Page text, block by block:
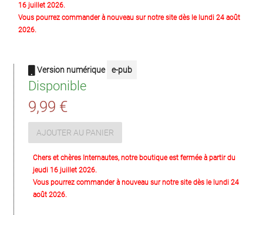
16 juillet 2026.
Vous pourrez commander à nouveau sur notre site dès le lundi 24 août
2026.
Version numérique e-pub
Disponible
9,99 €
AJOUTER AU PANIER
Chers et chères Internautes, notre boutique est fermée à partir du
jeudi 16 juillet 2026.
Vous pourrez commander à nouveau sur notre site dès le lundi 24
août 2026.